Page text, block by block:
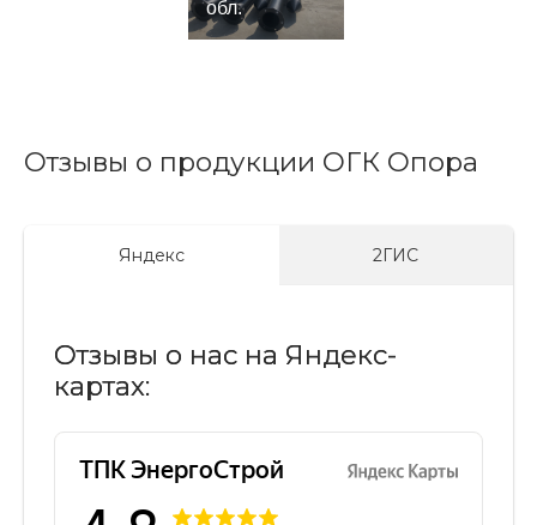
обл.
Отзывы о продукции ОГК Опора
Яндекс 2ГИС
Отзывы о нас на Яндекс-
картах: